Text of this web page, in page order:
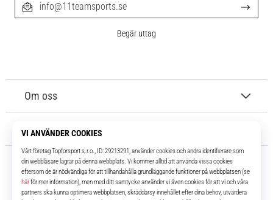
Om oss
Kundtjänst
info@11teamsports.se
Begär uttag